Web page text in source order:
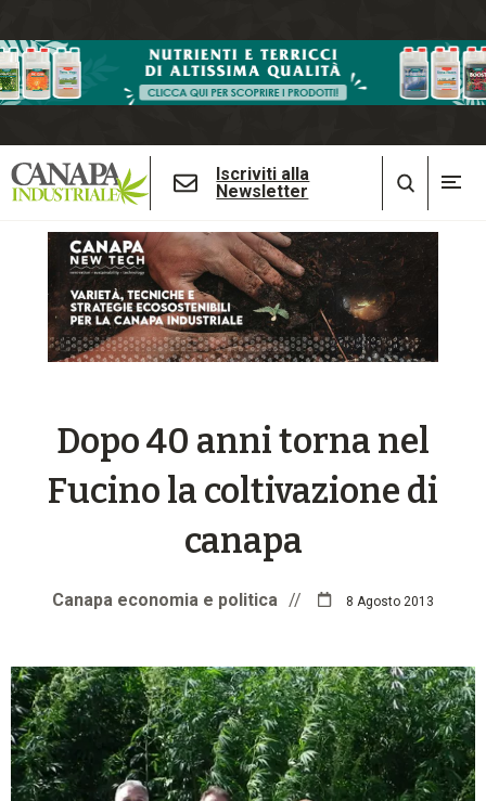
Iscriviti alla
Newsletter
Dopo 40 anni torna nel
Fucino la coltivazione di
canapa
Canapa economia e politica // 8 Agosto 2013